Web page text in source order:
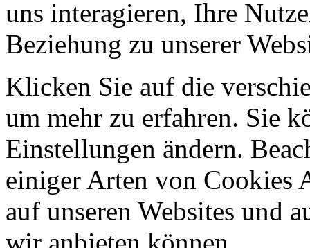
uns interagieren, Ihre
Beziehung zu unserer
Klicken Sie auf die
um mehr zu erfahren. Sie
Einstellungen ändern.
einiger Arten von Cookies
auf unseren Websites und